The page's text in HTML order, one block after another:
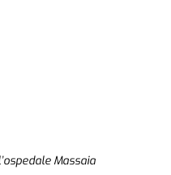
Massaia